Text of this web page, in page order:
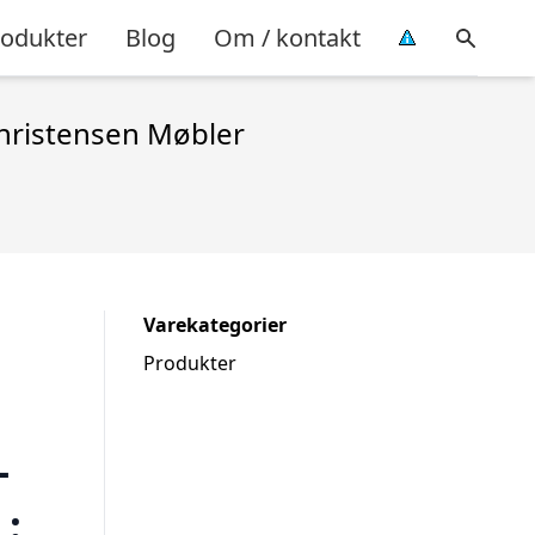
Blog Om / kontakt
Møbler
Varekategorier
Produkter